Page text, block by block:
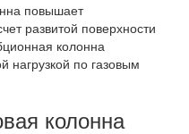
повышает
развитой поверхности
колонна
нагрузкой по газовым
колонна